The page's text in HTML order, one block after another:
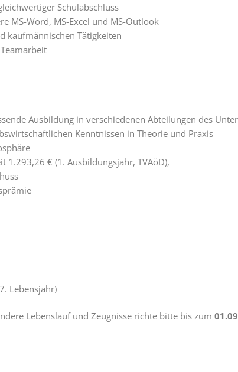
Schulabschluss
MS-Word, MS-Excel und MS-Outlook
kaufmännischen Tätigkeiten
Ausbildung in verschiedenen Abteilungen des
Kenntnissen in Theorie und Praxis
€ (1. Ausbildungsjahr, TVAöD),
Lebensjahr)
Lebenslauf und Zeugnisse richte bitte bis zum